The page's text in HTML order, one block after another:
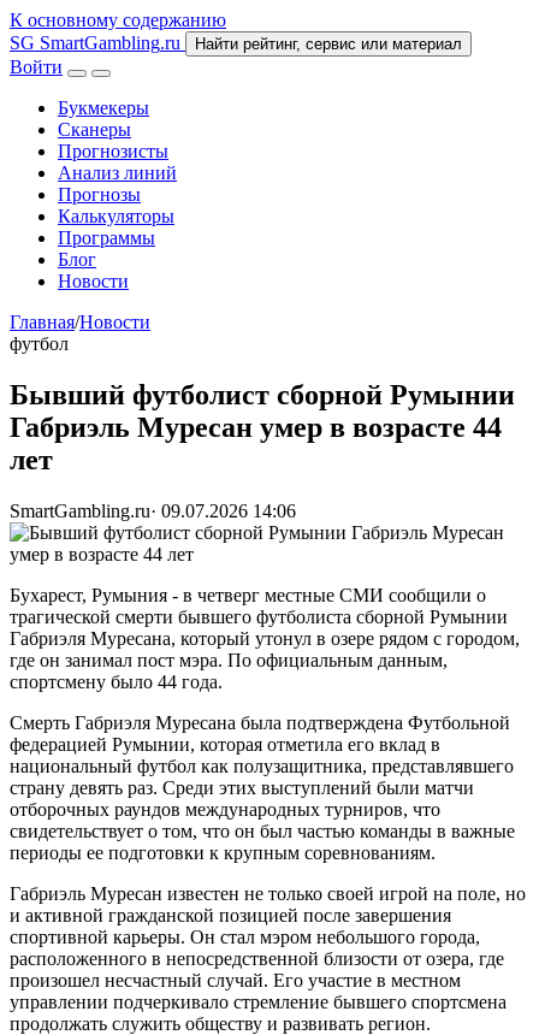
К основному содержанию
SG SmartGambling.ru Найти рейтинг, сервис или материал
Войти
Букмекеры
Сканеры
Прогнозисты
Анализ линий
Прогнозы
Калькуляторы
Программы
Блог
Новости
Главная/Новости
футбол
Бывший футболист сборной Румынии
Габриэль Муресан умер в возрасте 44
лет
SmartGambling.ru· 09.07.2026 14:06
Бухарест, Румыния - в четверг местные СМИ сообщили о
трагической смерти бывшего футболиста сборной Румынии
Габриэля Муресана, который утонул в озере рядом с городом,
где он занимал пост мэра. По официальным данным,
спортсмену было 44 года.
Смерть Габриэля Муресана была подтверждена Футбольной
федерацией Румынии, которая отметила его вклад в
национальный футбол как полузащитника, представлявшего
страну девять раз. Среди этих выступлений были матчи
отборочных раундов международных турниров, что
свидетельствует о том, что он был частью команды в важные
периоды ее подготовки к крупным соревнованиям.
Габриэль Муресан известен не только своей игрой на поле, но
и активной гражданской позицией после завершения
спортивной карьеры. Он стал мэром небольшого города,
расположенного в непосредственной близости от озера, где
произошел несчастный случай. Его участие в местном
управлении подчеркивало стремление бывшего спортсмена
продолжать служить обществу и развивать регион.